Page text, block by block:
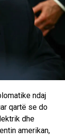
vjetorin e
janë
orëve në
ndaj
qartë se do
dhe
amerikan,